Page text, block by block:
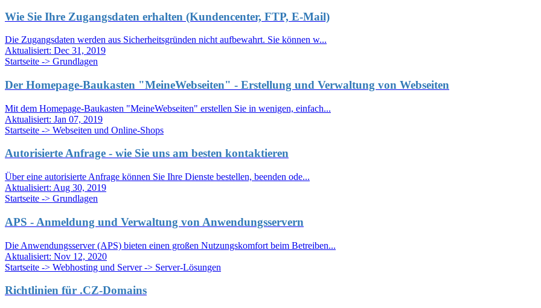
Wie Sie Ihre Zugangsdaten erhalten (Kundencenter, FTP, E-Mail)
Die Zugangsdaten werden aus Sicherheitsgründen nicht aufbewahrt. Sie können w...
Aktualisiert: Dec 31, 2019
Startseite -> Grundlagen
Der Homepage-Baukasten "MeineWebseiten" - Erstellung und Verwaltung von Webseiten
Mit dem Homepage-Baukasten "MeineWebseiten" erstellen Sie in wenigen, einfach...
Aktualisiert: Jan 07, 2019
Startseite -> Webseiten und Online-Shops
Autorisierte Anfrage - wie Sie uns am besten kontaktieren
Über eine autorisierte Anfrage können Sie Ihre Dienste bestellen, beenden ode...
Aktualisiert: Aug 30, 2019
Startseite -> Grundlagen
APS - Anmeldung und Verwaltung von Anwendungsservern
Die Anwendungsserver (APS) bieten einen großen Nutzungskomfort beim Betreiben...
Aktualisiert: Nov 12, 2020
Startseite -> Webhosting und Server -> Server-Lösungen
Richtlinien für .CZ-Domains